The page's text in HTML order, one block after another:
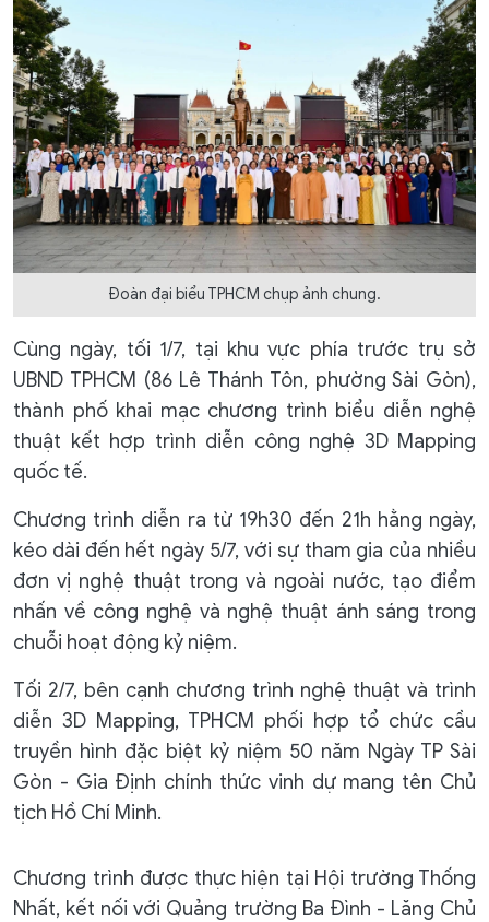
Đoàn đại biểu TPHCM chụp ảnh chung.
Cùng ngày, tối 1/7, tại khu vực phía trước trụ sở
UBND TPHCM (86 Lê Thánh Tôn, phường Sài Gòn),
thành phố khai mạc chương trình biểu diễn nghệ
thuật kết hợp trình diễn công nghệ 3D Mapping
quốc tế.
Chương trình diễn ra từ 19h30 đến 21h hằng ngày,
kéo dài đến hết ngày 5/7, với sự tham gia của nhiều
đơn vị nghệ thuật trong và ngoài nước, tạo điểm
nhấn về công nghệ và nghệ thuật ánh sáng trong
chuỗi hoạt động kỷ niệm.
Tối 2/7, bên cạnh chương trình nghệ thuật và trình
diễn 3D Mapping, TPHCM phối hợp tổ chức cầu
truyền hình đặc biệt kỷ niệm 50 năm Ngày TP Sài
Gòn - Gia Định chính thức vinh dự mang tên Chủ
tịch Hồ Chí Minh.
Chương trình được thực hiện tại Hội trường Thống
Nhất, kết nối với Quảng trường Ba Đình - Lăng Chủ